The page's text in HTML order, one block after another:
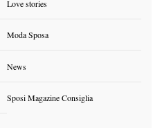
Love stories
Moda Sposa
News
Sposi Magazine Consiglia